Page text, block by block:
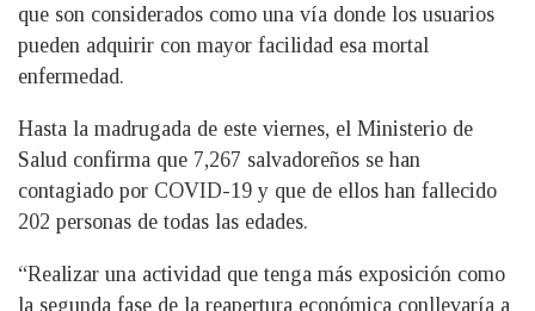
que son considerados como una vía donde los usuarios
pueden adquirir con mayor facilidad esa mortal
enfermedad.
Hasta la madrugada de este viernes, el Ministerio de
Salud confirma que 7,267 salvadoreños se han
contagiado por COVID-19 y que de ellos han fallecido
202 personas de todas las edades.
“Realizar una actividad que tenga más exposición como
la segunda fase de la reapertura económica conllevaría a